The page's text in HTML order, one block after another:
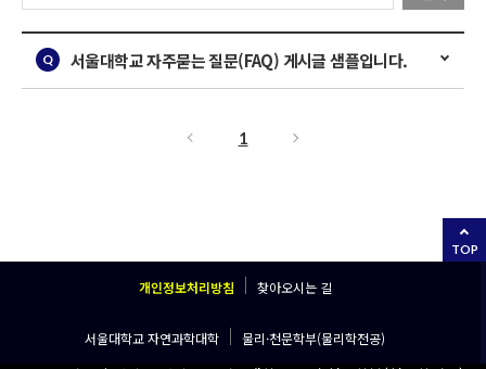
서울대학교 자주묻는 질문(FAQ) 게시글 샘플입니다.
1
TOP
개인정보처리방침 찾아오시는 길
서울대학교 자연과학대학 물리·천문학부(물리학전공)